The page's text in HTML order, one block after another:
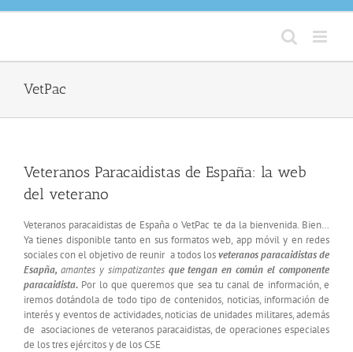
VetPac
Veteranos Paracaidistas de España: la web
del veterano
Veteranos paracaidistas de España o VetPac te da la bienvenida. Bien…
Ya tienes disponible tanto en sus formatos web, app móvil y en redes
sociales con el objetivo de reunir a todos losveteranos paracaidistas de
Esapña, amantes y simpatizantesque tengan en común el componente
paracaidista.Por lo que queremos que sea tu canal de información, e
iremos dotándola de todo tipo de contenidos, noticias, información de
interés y eventos de actividades, noticias de unidades militares, además
de asociaciones de veteranos paracaidistas, de operaciones especiales
de los tres ejércitos y de los CSE